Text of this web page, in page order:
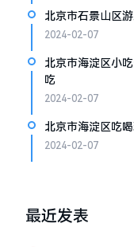
北京市石景山区
2024-02-07
北京市海淀区小
吃
2024-02-07
北京市海淀区吃喝
2024-02-07
最近发表